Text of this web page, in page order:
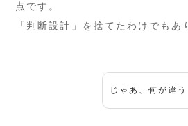
点です。
「判断設計」を捨てたわけでもあ
じゃあ、何が違